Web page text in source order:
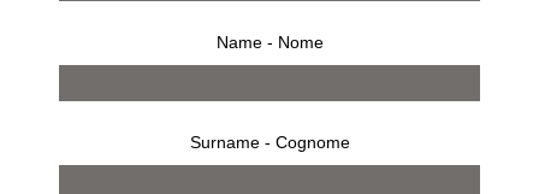
Name - Nome
Surname - Cognome